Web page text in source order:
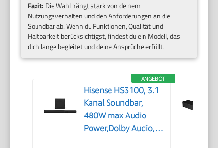
Fazit: Die Wahl hängt stark von deinem
Nutzungsverhalten und den Anforderungen an die
Soundbar ab. Wenn du Funktionen, Qualität und
Haltbarkeit berücksichtigst, findest du ein Modell, das
dich lange begleitet und deine Ansprüche erfüllt.
ANGEBOT
Hisense HS3100, 3.1
Kanal Soundbar,
480W max Audio
Power,Dolby Audio,